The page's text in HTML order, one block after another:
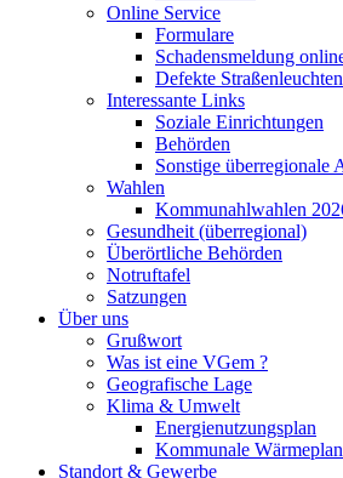
Online Service
Formulare
Schadensmeldung
Defekte
Interessante Links
Soziale Einrichtungen
Behörden
Sonstige überregionale
Wahlen
Kommunahlwahlen
Gesundheit (überregional)
Überörtliche Behörden
Notruftafel
Satzungen
Über uns
Grußwort
Was ist eine VGem ?
Geografische Lage
Klima & Umwelt
Energienutzungsplan
Kommunale
Standort & Gewerbe